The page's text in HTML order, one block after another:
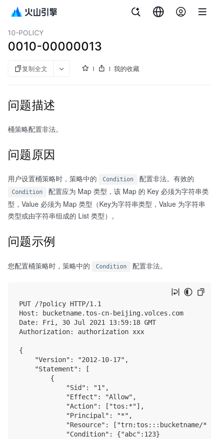
对象存储
10-POLICY
0010-00000013
复制全文 我的收藏
问题描述
桶策略配置非法。
问题原因
用户设置桶策略时，策略中的 Condition 配置非法。有效的
Condition
配置应为 Map 类型，该 Map 的 Key 必须为字符串类
型，Value 必须为 Map 类型（Key为字符串类型，Value 为字符串
类型或由字符串组成的 List 类型）。
问题示例
您配置桶策略时，策略中的 Condition 配置非法。
PUT /?policy HTTP/1.1
Host: bucketname.tos-cn-beijing.volces.com
Date: Fri, 30 Jul 2021 13:59:18 GMT
Authorization: authorization xxx
{
    "Version": "2012-10-17",
    "Statement": [
        {
            "Sid": "1",
            "Effect": "Allow",
            "Action": ["tos:*"],
            "Principal": "*",
            "Resource": ["trn:tos:::bucketname/*"],
            "Condition": {"abc":123}